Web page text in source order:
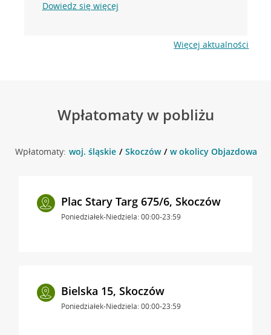
Dowiedz się więcej
Więcej aktualności
Wpłatomaty w pobliżu
Wpłatomaty: woj. śląskie Skoczów w okolicy Objazdowa 2 ,
Plac Stary Targ 675/6, Skoczów
Poniedziałek-Niedziela: 00:00-23:59
Bielska 15, Skoczów
Poniedziałek-Niedziela: 00:00-23:59